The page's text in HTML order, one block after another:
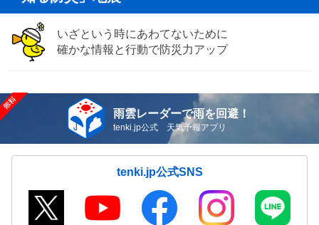
いざという時にあわてないために
確かな情報と行動で防災力アップ
雨雲レーダーで雨を回避！
tenki.jp公式 天気予報アプリ
tenki.jp公式SNS